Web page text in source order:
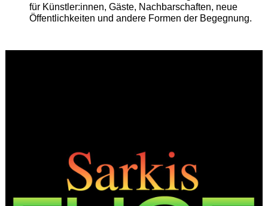
für Künstler:innen, Gäste, Nachbarschaften, neue
Öffentlichkeiten und andere Formen der Begegnung.